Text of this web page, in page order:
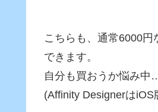
こちらも、通常6000
できます。
自分も買おうか悩み中
(Affinity DesignerはiOS